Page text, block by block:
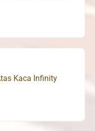
Kaca Infinity